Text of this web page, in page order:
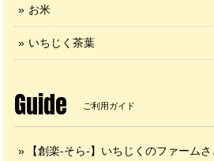
お米
いちじく茶葉
Guide ご利用ガイド
【創楽-そら-】いちじくのファーム